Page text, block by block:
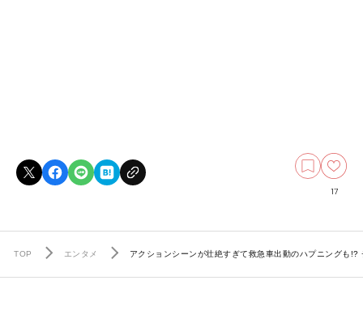
17
TOP エンタメ アクションシーンが壮絶すぎて救急車出動のハプニングも